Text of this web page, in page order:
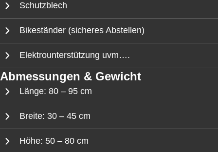
Schutzblech
Bikeständer (sicheres Abstellen)
Elektrounterstützung uvm….
Abmessungen & Gewicht
Länge: 80 – 95 cm
Breite: 30 – 45 cm
Höhe: 50 – 80 cm